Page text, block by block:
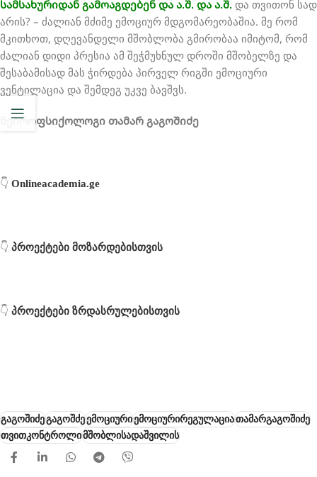
სამსახურიდან გამოაგდებენ და ა.შ. და ა.შ. და თვითონ სად
არის? – ძალიან მძიმე ემოციურ მდგომარეობაშია. მე რომ
მკითხოთ, დღევანდელი მშობლობა გმირობაა იმიტომ, რომ
ძალიან დიდი პრესია ამ შეჭმუხნულ დროში მშობელზე და
შესაბამისად მას ჭირდება პირველ რიგში ემოციური
ვენტილაცია და შემდეგ უკვე ბავშვს.
ნეიროფსიქოლოგი თამარ გაგოშიძე
👇 Onlineacademia.ge
👇 პროექტები მოზარდებისთვის
👇 პროექტები ზრდასრულებისთვის
გაგოშიძეგაგოშძეემოციურიემოციურირეგულაციათამარგაგოშიძე
თვითკონტროლიმშობლისადაშვილის